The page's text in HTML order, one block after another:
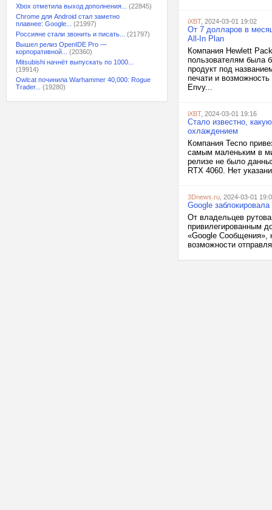
Xbox отметила выход дополнения...
(22845)
Chrome для Android стал заметно
плавнее: Google...
(21997)
Россияне стали звонить и писать...
(21797)
Вышел релиз OpenIDE Pro —
корпоративной...
(20360)
Mitsubishi начнёт выпускать по 1000...
(19914)
Owlcat починила Warhammer 40,000: Rogue
Trader...
(19280)
iXBT, 2024-03-01 19:02
От 7 долларов в
All-In Plan
Компания Hewlett
пользователям была
продукт под
печати и
Envy...
iXBT, 2024-03-01 19:16
Стало известно,
охлаждением
Компания Tecno
самым маленьким в
релизе не было
RTX 4060. Нет
3Dnews.ru , 2024-03-01
Google
От владельцев
привилегированным
«Google Сообщения»,
возможности